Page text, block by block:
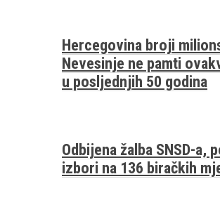
Hercegovina broji
Nevesinje ne pamti
u posljednjih 50 godina
Odbijena žalba SNSD-a,
izbori na 136 biračkih